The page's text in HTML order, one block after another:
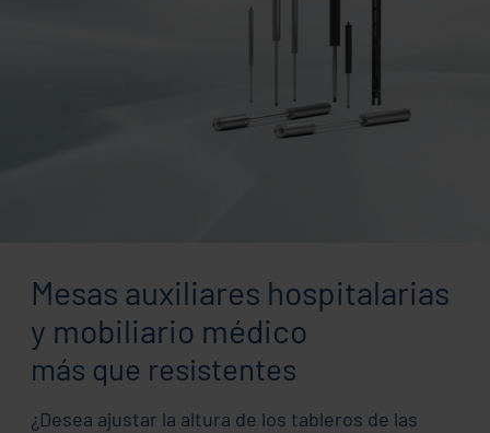
Mesas auxiliares hospitalarias
y mobiliario médico
más que resistentes
¿Desea ajustar la altura de los tableros de las